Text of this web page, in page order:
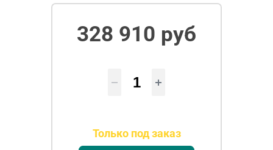
328 910 руб
Только под заказ